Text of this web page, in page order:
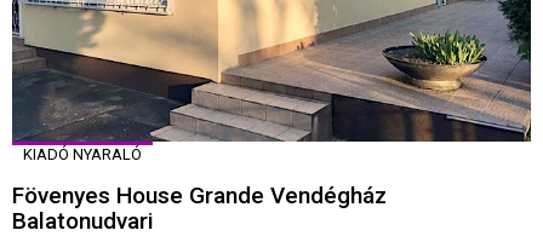
KIADÓ NYARALÓ
Fövenyes House Grande Vendégház
Balatonudvari